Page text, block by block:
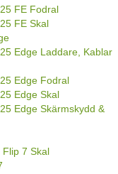
FE Fodral
FE Skal
Edge Laddare, Kablar
Edge Fodral
Edge Skal
Edge Skärmskydd &
7 Skal